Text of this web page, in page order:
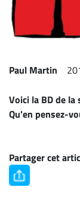
CARRIÈRE
ET
ET
JURISTES
d'emploi
Formation
Continue
Paul Martin
Voici la BD de
Qu'en pensez-
Partager cet